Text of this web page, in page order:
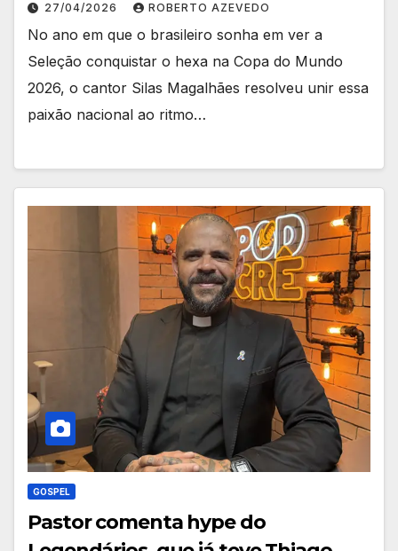
27/04/2026 ROBERTO AZEVEDO
No ano em que o brasileiro sonha em ver a
Seleção conquistar o hexa na Copa do Mundo
2026, o cantor Silas Magalhães resolveu unir essa
paixão nacional ao ritmo…
GOSPEL
Pastor comenta hype do